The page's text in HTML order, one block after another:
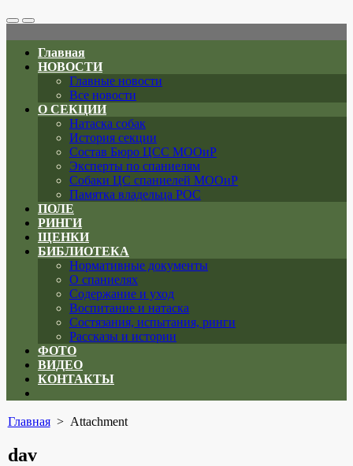
Search
Toggle
Меню
Главная
НОВОСТИ
Главные новости
Все новости
О СЕКЦИИ
Натаска собак
История секции
Состав Бюро ЦСС МООиР
Эксперты по спаниелям
Собаки ЦС спаниелей МООиР
Памятка владельца РОС
ПОЛЕ
РИНГИ
ЩЕНКИ
БИБЛИОТЕКА
Нормативные документы
О спаниелях
Содержание и уход
Воспитание и натаска
Состязания, испытания, ринги
Рассказы и истории
ФОТО
ВИДЕО
КОНТАКТЫ
menu
Главная> Attachment
dav